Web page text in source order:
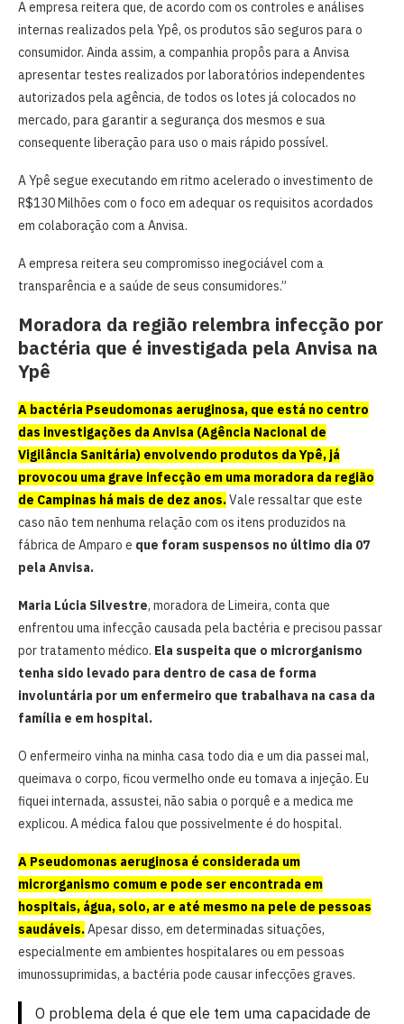
A empresa reitera que, de acordo com os controles e análises
internas realizados pela Ypê, os produtos são seguros para o
consumidor. Ainda assim, a companhia propôs para a Anvisa
apresentar testes realizados por laboratórios independentes
autorizados pela agência, de todos os lotes já colocados no
mercado, para garantir a segurança dos mesmos e sua
consequente liberação para uso o mais rápido possível.
A Ypê segue executando em ritmo acelerado o investimento de
R$130 Milhões com o foco em adequar os requisitos acordados
em colaboração com a Anvisa.
A empresa reitera seu compromisso inegociável com a
transparência e a saúde de seus consumidores.”
Moradora da região relembra infecção por
bactéria que é investigada pela Anvisa na
Ypê
A bactéria Pseudomonas aeruginosa, que está no centro
das investigações da Anvisa (Agência Nacional de
Vigilância Sanitária) envolvendo produtos da Ypê, já
provocou uma grave infecção em uma moradora da região
de Campinas há mais de dez anos.Vale ressaltar que este
caso não tem nenhuma relação com os itens produzidos na
fábrica de Amparo e que foram suspensos no último dia 07
pela Anvisa.
Maria Lúcia Silvestre, moradora de Limeira, conta que
enfrentou uma infecção causada pela bactéria e precisou passar
por tratamento médico. Ela suspeita que o microrganismo
tenha sido levado para dentro de casa de forma
involuntária por um enfermeiro que trabalhava na casa da
família e em hospital.
O enfermeiro vinha na minha casa todo dia e um dia passei mal,
queimava o corpo, ficou vermelho onde eu tomava a injeção. Eu
fiquei internada, assustei, não sabia o porquê e a medica me
explicou. A médica falou que possivelmente é do hospital.
A Pseudomonas aeruginosa é considerada um
microrganismo comum e pode ser encontrada em
hospitais, água, solo, ar e até mesmo na pele de pessoas
saudáveis.Apesar disso, em determinadas situações,
especialmente em ambientes hospitalares ou em pessoas
imunossuprimidas, a bactéria pode causar infecções graves.
O problema dela é que ele tem uma capacidade de